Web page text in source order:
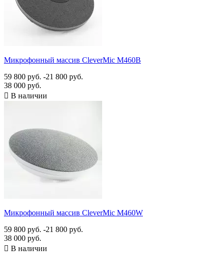
Микрофонный массив CleverMic M460B
59 800 руб. -21 800 руб.
38 000 руб.
 В наличии
Микрофонный массив CleverMic M460W
59 800 руб. -21 800 руб.
38 000 руб.
 В наличии